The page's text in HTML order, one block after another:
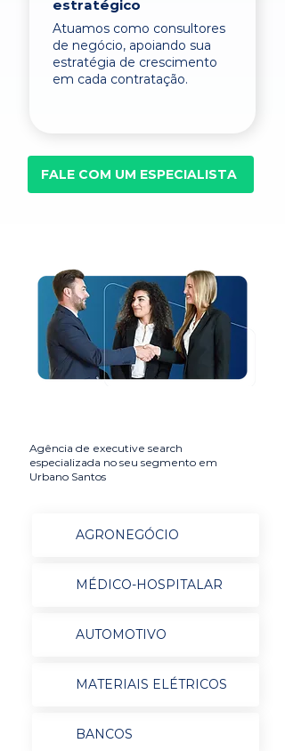
estratégico
Atuamos como consultores
de negócio, apoiando sua
estratégia de crescimento
em cada contratação.
FALE COM UM ESPECIALISTA
Agência de executive search
especializada no seu segmento em
Urbano Santos
AGRONEGÓCIO
MÉDICO-HOSPITALAR
AUTOMOTIVO
MATERIAIS ELÉTRICOS
BANCOS